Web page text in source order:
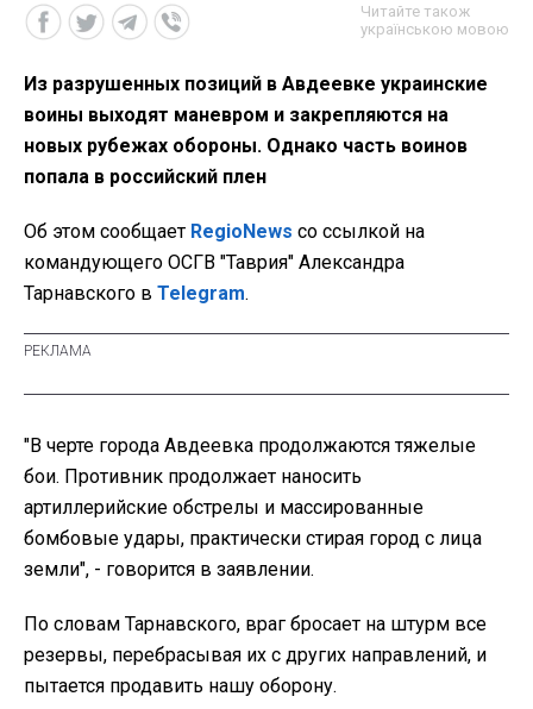
Читайте також
українською мовою
Из разрушенных позиций в Авдеевке украинские
воины выходят маневром и закрепляются на
новых рубежах обороны. Однако часть воинов
попала в российский плен
Об этом сообщает RegioNews со ссылкой на
командующего ОСГВ "Таврия" Александра
Тарнавского в Telegram.
"В черте города Авдеевка продолжаются тяжелые
бои. Противник продолжает наносить
артиллерийские обстрелы и массированные
бомбовые удары, практически стирая город с лица
земли", - говорится в заявлении.
По словам Тарнавского, враг бросает на штурм все
резервы, перебрасывая их с других направлений, и
пытается продавить нашу оборону.